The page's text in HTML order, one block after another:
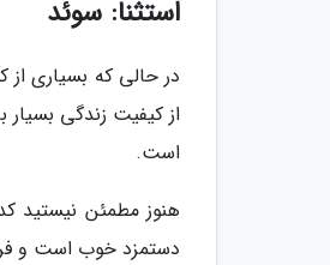
استثنا: سوئد
در حالی که بسیاری از
از کیفیت زندگی
است.
هنوز مطمئن نیستید
دستمزد خوب است و